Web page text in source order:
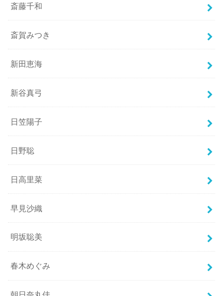
斎藤千和
斎賀みつき
新田恵海
新谷真弓
日笠陽子
日野聡
日高里菜
早見沙織
明坂聡美
春木めぐみ